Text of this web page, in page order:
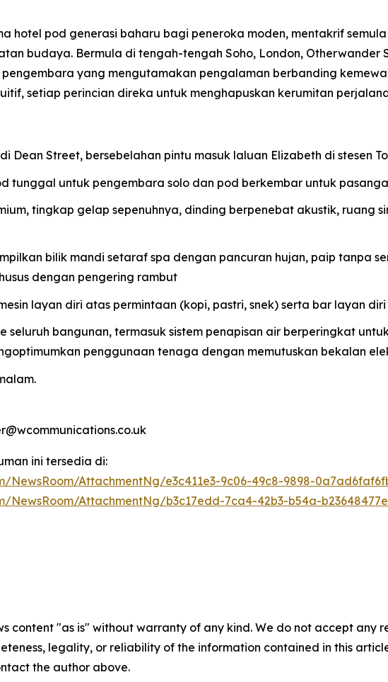
hotel pod generasi baharu bagi peneroka moden, mentakrif
budaya. Bermula di tengah-tengah Soho, London, Otherwander
yang mengutamakan pengalaman berbanding
setiap perincian direka untuk menghapuskan kerumitan
Dean Street, bersebelahan pintu masuk laluan Elizabeth di stesen
tunggal untuk pengembara solo dan pod berkembar untuk
tingkap gelap sepenuhnya, dinding berpenebat akustik, ruang
bilik mandi setaraf spa dengan pancuran hujan, paip tanpa
dengan pengering rambut
layan diri atas permintaan (kopi, pastri, snek) serta bar layan
seluruh bangunan, termasuk sistem penapisan air berperingkat
penggunaan tenaga dengan memutuskan bekalan
ini tersedia di:
NewsRoom/AttachmentNg/e3c411e3-9c06-49c8-9898-
NewsRoom/AttachmentNg/b3c17edd-7ca4-42b3-b54a-
content "as is" without warranty of any kind. We do not accept
legality, or reliability of the information contained in this
the author above.